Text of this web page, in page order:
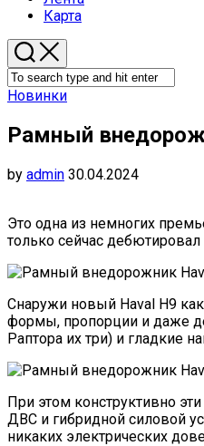
Карта
Новинки
Рамный
by admin 30.04.2024
Это одна из немногих
только сейчас
Снаружи новый Haval H9
формы, пропорции и даже
Раптора их три) и гладкие
При этом конструктивно
ДВС и гибридной силовой
никаких электрических